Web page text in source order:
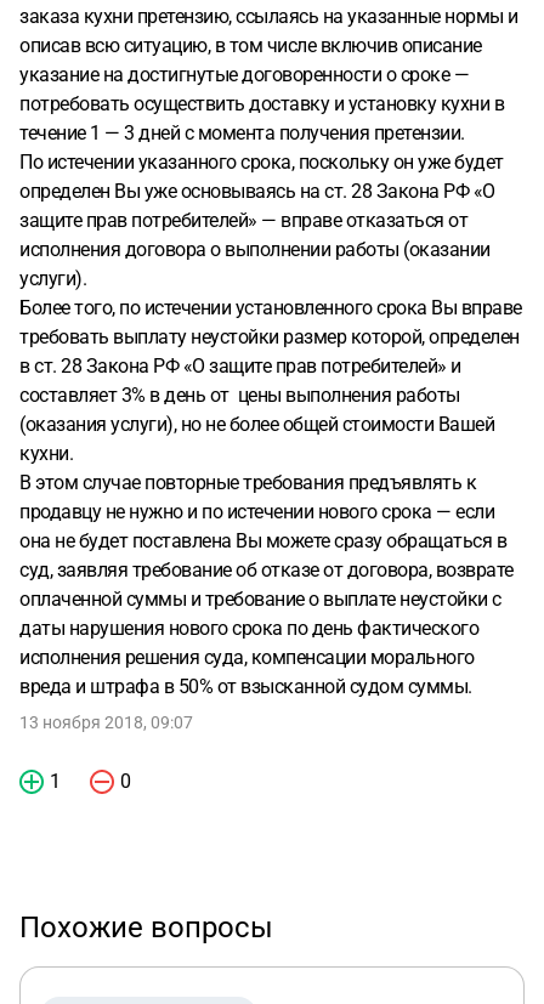
заказа кухни претензию, ссылаясь на указанные нормы и
описав всю ситуацию, в том числе включив описание
указание на достигнутые договоренности о сроке —
потребовать осуществить доставку и установку кухни в
течение 1 — 3 дней с момента получения претензии.
По истечении указанного срока, поскольку он уже будет
определен Вы уже основываясь на ст. 28 Закона РФ «О
защите прав потребителей» — вправе отказаться от
исполнения договора о выполнении работы (оказании
услуги).
Более того, по истечении установленного срока Вы вправе
требовать выплату неустойки размер которой, определен
в ст. 28 Закона РФ «О защите прав потребителей» и
составляет 3% в день от цены выполнения работы
(оказания услуги), но не более общей стоимости Вашей
кухни.
В этом случае повторные требования предъявлять к
продавцу не нужно и по истечении нового срока — если
она не будет поставлена Вы можете сразу обращаться в
суд, заявляя требование об отказе от договора, возврате
оплаченной суммы и требование о выплате неустойки с
даты нарушения нового срока по день фактического
исполнения решения суда, компенсации морального
вреда и штрафа в 50% от взысканной судом суммы.
13 ноября 2018, 09:07
1 0
Похожие вопросы